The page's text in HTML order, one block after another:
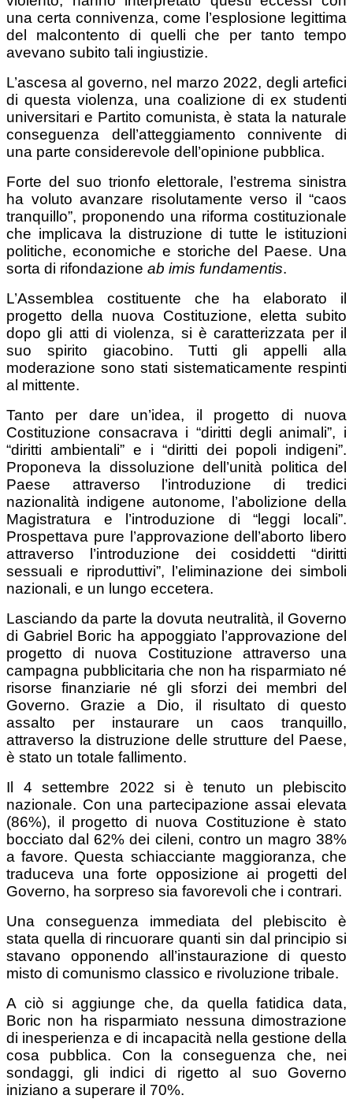
una certa connivenza, come l’esplosione legittima
del malcontento di quelli che per tanto tempo
avevano subito tali ingiustizie.
L’ascesa al governo, nel marzo 2022, degli artefici
di questa violenza, una coalizione di ex studenti
universitari e Partito comunista, è stata la naturale
conseguenza dell’atteggiamento connivente di
una parte considerevole dell’opinione pubblica.
Forte del suo trionfo elettorale, l’estrema sinistra
ha voluto avanzare risolutamente verso il “caos
tranquillo”, proponendo una riforma costituzionale
che implicava la distruzione di tutte le istituzioni
politiche, economiche e storiche del Paese. Una
sorta di rifondazione ab imis fundamentis.
L’Assemblea costituente che ha elaborato il
progetto della nuova Costituzione, eletta subito
dopo gli atti di violenza, si è caratterizzata per il
suo spirito giacobino. Tutti gli appelli alla
moderazione sono stati sistematicamente respinti
al mittente.
Tanto per dare un’idea, il progetto di nuova
Costituzione consacrava i “diritti degli animali”, i
“diritti ambientali” e i “diritti dei popoli indigeni”.
Proponeva la dissoluzione dell’unità politica del
Paese attraverso l’introduzione di tredici
nazionalità indigene autonome, l’abolizione della
Magistratura e l’introduzione di “leggi locali”.
Prospettava pure l’approvazione dell’aborto libero
attraverso l’introduzione dei cosiddetti “diritti
sessuali e riproduttivi”, l’eliminazione dei simboli
nazionali, e un lungo eccetera.
Lasciando da parte la dovuta neutralità, il Governo
di Gabriel Boric ha appoggiato l’approvazione del
progetto di nuova Costituzione attraverso una
campagna pubblicitaria che non ha risparmiato né
risorse finanziarie né gli sforzi dei membri del
Governo. Grazie a Dio, il risultato di questo
assalto per instaurare un caos tranquillo,
attraverso la distruzione delle strutture del Paese,
è stato un totale fallimento.
Il 4 settembre 2022 si è tenuto un plebiscito
nazionale. Con una partecipazione assai elevata
(86%), il progetto di nuova Costituzione è stato
bocciato dal 62% dei cileni, contro un magro 38%
a favore. Questa schiacciante maggioranza, che
traduceva una forte opposizione ai progetti del
Governo, ha sorpreso sia favorevoli che i contrari.
Una conseguenza immediata del plebiscito è
stata quella di rincuorare quanti sin dal principio si
stavano opponendo all’instaurazione di questo
misto di comunismo classico e rivoluzione tribale.
A ciò si aggiunge che, da quella fatidica data,
Boric non ha risparmiato nessuna dimostrazione
di inesperienza e di incapacità nella gestione della
cosa pubblica. Con la conseguenza che, nei
sondaggi, gli indici di rigetto al suo Governo
iniziano a superare il 70%.